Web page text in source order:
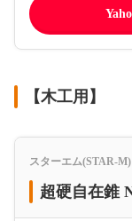
【木工用】
スターエム(STAR-M)
超硬自在錐